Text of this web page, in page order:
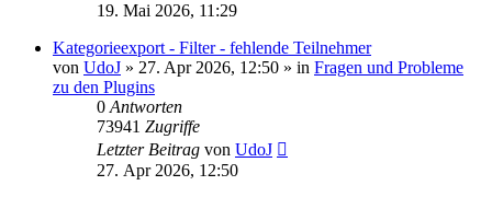
19. Mai 2026, 11:29
Kategorieexport - Filter - fehlende Teilnehmer
von UdoJ » 27. Apr 2026, 12:50 » in Fragen und Probleme
zu den Plugins
0 Antworten
73941 Zugriffe
Letzter Beitrag von UdoJ
27. Apr 2026, 12:50